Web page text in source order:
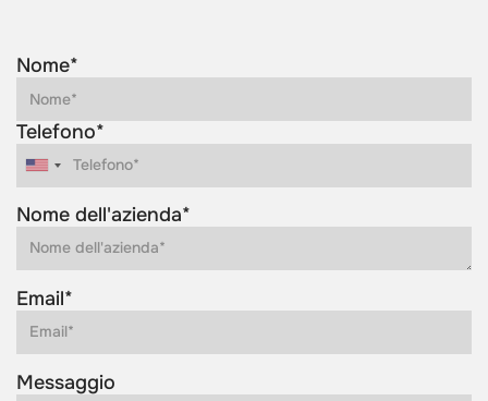
Nome*
Telefono*
Nome dell'azienda*
Email*
Messaggio